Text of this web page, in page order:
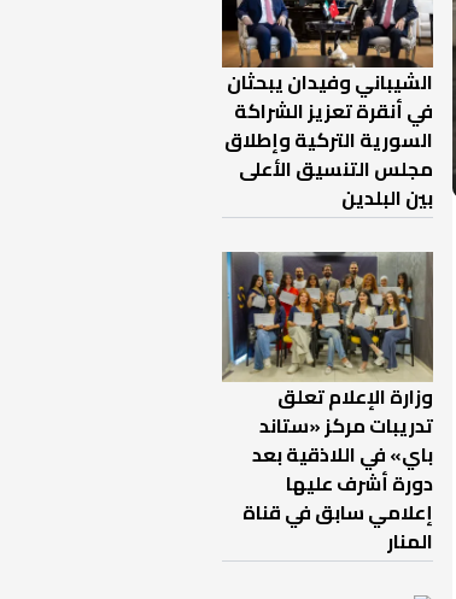
الشيباني وفيدان يبحثان
في أنقرة تعزيز الشراكة
السورية التركية وإطلاق
مجلس التنسيق الأعلى
بين البلدين
وزارة الإعلام تعلق
تدريبات مركز «ستاند
باي» في اللاذقية بعد
دورة أشرف عليها
إعلامي سابق في قناة
المنار